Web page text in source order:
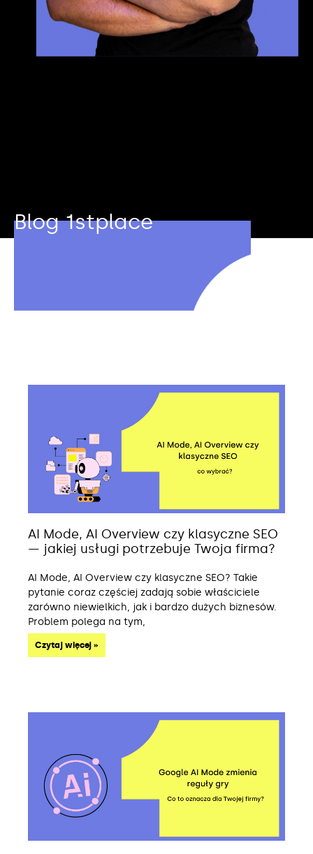
Blog 1stplace
AI Mode, AI Overview czy klasyczne SEO
— jakiej usługi potrzebuje Twoja firma?
AI Mode, AI Overview czy klasyczne SEO? Takie
pytanie coraz częściej zadają sobie właściciele
zarówno niewielkich, jak i bardzo dużych biznesów.
Problem polega na tym,
Czytaj więcej »